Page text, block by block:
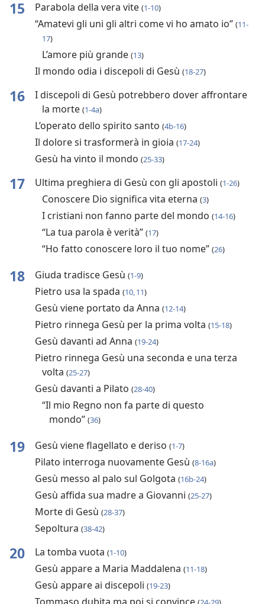
15 Parabola della vera vite (1-10)
“Amatevi gli uni gli altri come vi ho amato io” (11-
17)
L’amore più grande (13)
Il mondo odia i discepoli di Gesù (18-27)
16
I discepoli di Gesù potrebbero dover affrontare
la morte (1-4a)
L’operato dello spirito santo (4b-16)
Il dolore si trasformerà in gioia (17-24)
Gesù ha vinto il mondo (25-33)
17 Ultima preghiera di Gesù con gli apostoli (1-26)
Conoscere Dio significa vita eterna (3)
I cristiani non fanno parte del mondo (14-16)
“La tua parola è verità” (17)
“Ho fatto conoscere loro il tuo nome” (26)
18 Giuda tradisce Gesù (1-9)
Pietro usa la spada (10, 11)
Gesù viene portato da Anna (12-14)
Pietro rinnega Gesù per la prima volta (15-18)
Gesù davanti ad Anna (19-24)
Pietro rinnega Gesù una seconda e una terza
volta (25-27)
Gesù davanti a Pilato (28-40)
“Il mio Regno non fa parte di questo
mondo” (36)
19 Gesù viene flagellato e deriso (1-7)
Pilato interroga nuovamente Gesù (8-16a)
Gesù messo al palo sul Golgota (16b-24)
Gesù affida sua madre a Giovanni (25-27)
Morte di Gesù (28-37)
Sepoltura (38-42)
20 La tomba vuota (1-10)
Gesù appare a Maria Maddalena (11-18)
Gesù appare ai discepoli (19-23)